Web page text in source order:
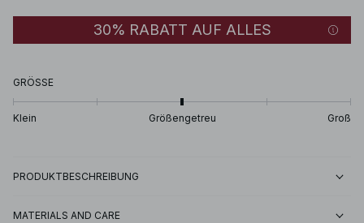
30% RABATT AUF ALLES
GRÖSSE
Klein Größengetreu Groß
PRODUKTBESCHREIBUNG
MATERIALS AND CARE